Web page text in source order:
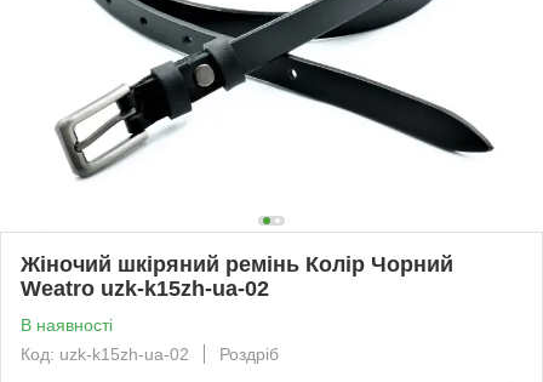
Жіночий шкіряний ремінь Колір Чорний
Weatro uzk-k15zh-ua-02
В наявності
Код: uzk-k15zh-ua-02
Роздріб